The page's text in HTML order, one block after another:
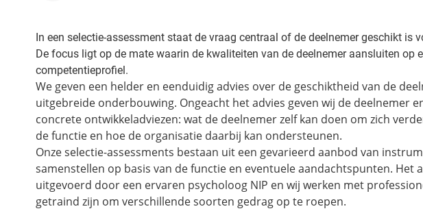
In een selectie-assessment staat de vraag centraal of de deelnemer geschikt is
De focus ligt op de mate waarin de kwaliteiten van de deelnemer aansluiten op
competentieprofiel.
We geven een helder en eenduidig advies over de geschiktheid van de
uitgebreide onderbouwing. Ongeacht het advies geven wij de deelnemer
concrete ontwikkeladviezen: wat de deelnemer zelf kan doen om zich
de functie en hoe de organisatie daarbij kan ondersteunen.
Onze selectie-assessments bestaan uit een gevarieerd aanbod van
samenstellen op basis van de functie en eventuele aandachtspunten. Het
uitgevoerd door een ervaren psycholoog NIP en wij werken met
getraind zijn om verschillende soorten gedrag op te roepen.